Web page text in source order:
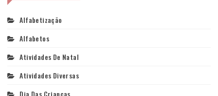
Alfabetização
Alfabetos
Atividades De Natal
Atividades Diversas
Dia Das Crianças